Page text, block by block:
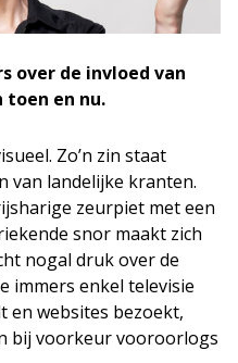
over de invloed van
toen en nu.
Zo’n zin staat
van landelijke kranten.
zeurpiet met een
snor maakt zich
nogal druk over de
immers enkel televisie
en websites bezoekt,
bij voorkeur vooroorlogs